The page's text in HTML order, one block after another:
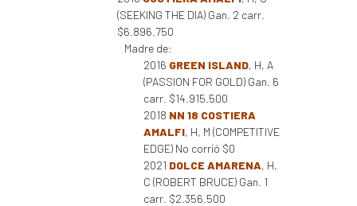
(SEEKING THE DIA) Gan. 2 carr.
$6.896.750
Madre de:
2016 GREEN ISLAND, H, A
(PASSION FOR GOLD) Gan. 6
carr. $14.915.500
2018 NN 18 COSTIERA
AMALFI, H, M (COMPETITIVE
EDGE) No corrió $0
2021 DOLCE AMARENA, H,
C (ROBERT BRUCE) Gan. 1
carr. $2.356.500